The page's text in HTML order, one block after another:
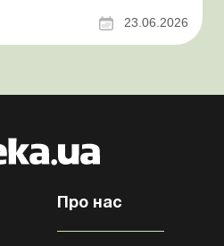
Проблемні витрати:
практика Здавалось би, у
бути не може. Однак,
23.06.2026
Про нас